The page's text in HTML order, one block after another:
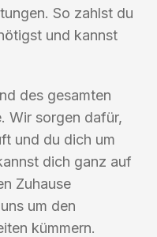
So zahlst du
und kannst
des gesamten
Wir sorgen dafür,
und du dich um
dich ganz auf
Zuhause
um den
kümmern.